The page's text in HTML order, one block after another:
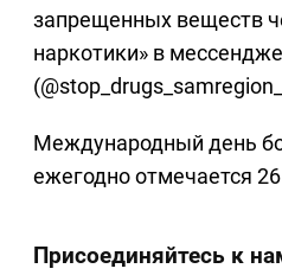
запрещенных веществ
наркотики» в
Международный день
ежегодно отмечается